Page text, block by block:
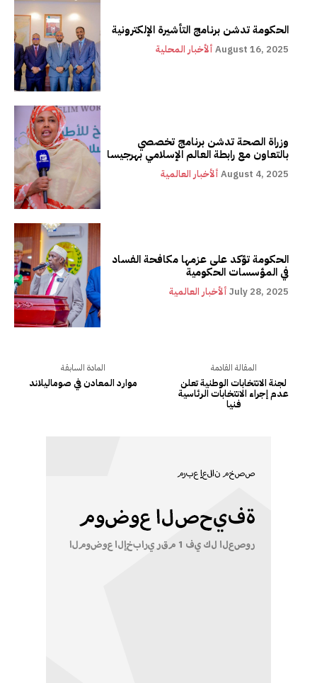
الحكومة تدشن برنامج التأشيرة الإلكترونية
ألأخبار المحلية August 16, 2025
وزراة الصحة تدشن برنامج تخصصي
بالتعاون مع رابطة العالم الإسلامي بهرجيسا
ألأخبار العالمية August 4, 2025
الحكومة تؤكد على عزمها مكافحة الفساد
في المؤسسات الحكومية
ألأخبار العالمية July 28, 2025
المادة السابقة
موارد المعادن في صوماليلاند
المقالة القادمة
لجنة الانتخابات الوطنية تعلن
عدم إجراء الانتخابات الرئاسية
فنيا